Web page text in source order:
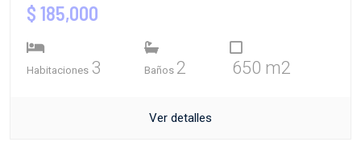
$ 185,000
Habitaciones 3 Baños 2 650 m2
Ver detalles